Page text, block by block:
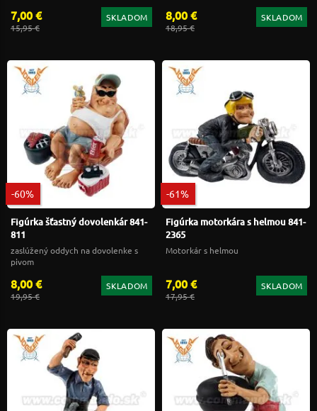
7,00 €
15,95 €
SKLADOM 8,00 €
18,95 €
SKLADOM
-60%
Figúrka šťastný dovolenkár 841-
811
zaslúžený oddych na dovolenke s
pivom
8,00 €
19,95 €
SKLADOM
-61%
Figúrka motorkára s helmou 841-
2365
Motorkár s helmou
7,00 €
17,95 €
SKLADOM